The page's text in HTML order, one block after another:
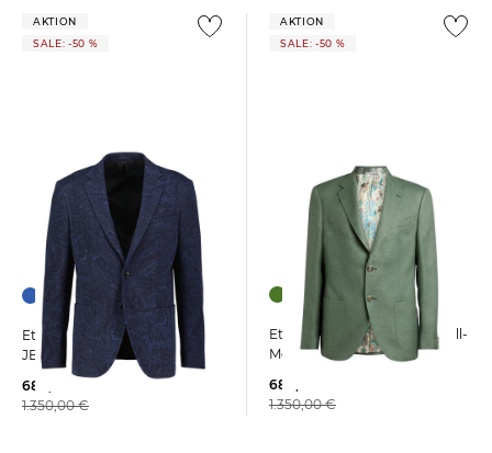
AKTION
SALE: -50 %
Etro | Herren Sakko ROMA
JERSEY SPORT
680,00 €
1.350,00 €
AKTION
SALE: -50 %
Etro | Herren Sakko aus Woll-
Mouliné
680,00 €
1.350,00 €